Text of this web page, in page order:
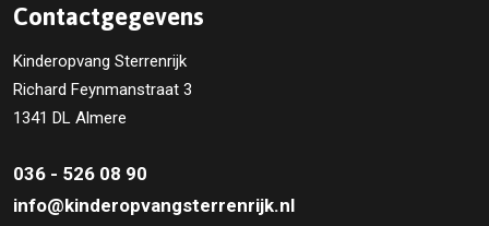
Contactgegevens
Kinderopvang Sterrenrijk
Richard Feynmanstraat 3
1341 DL Almere
036 - 526 08 90
info@kinderopvangsterrenrijk.nl